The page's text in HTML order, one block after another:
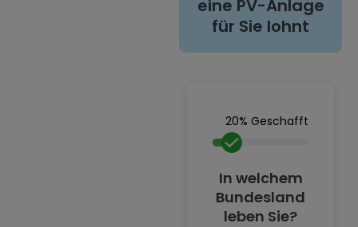
eine PV-Anlage
für Sie lohnt
20% Geschafft
In welchem
Bundesland
leben Sie?